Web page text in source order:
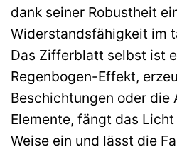
dank seiner Robustheit
Widerstandsfähigkeit im
Das Zifferblatt selbst ist
Regenbogen-Effekt,
Beschichtungen oder die
Elemente, fängt das
Weise ein und lässt die